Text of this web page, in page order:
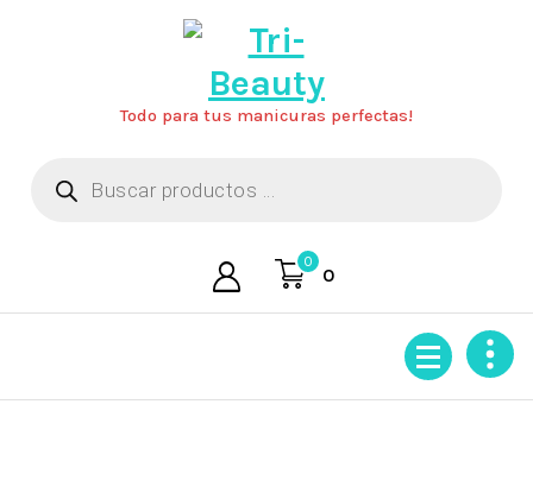
Todo para tus manicuras perfectas!
productos
0
0